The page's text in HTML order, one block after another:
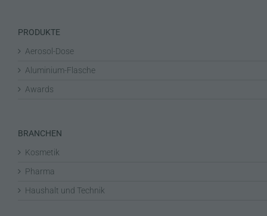
PRODUKTE
Aerosol-Dose
Aluminium-Flasche
Awards
BRANCHEN
Kosmetik
Pharma
Haushalt und Technik